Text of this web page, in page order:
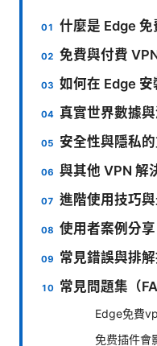
什麼是 Edge 免
免費與付費
如何在 Edge
真實世界數據
安全性與隱私
與其他 VPN 解
進階使用技巧
使用者案例分享
常見錯誤與排
常見問題集（
Edge免費
免费插件會